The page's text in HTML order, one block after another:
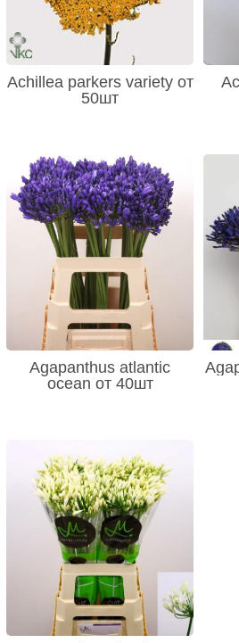
Achillea parkers variety от
50шт
Agapanthus atlantic
ocean от 40шт